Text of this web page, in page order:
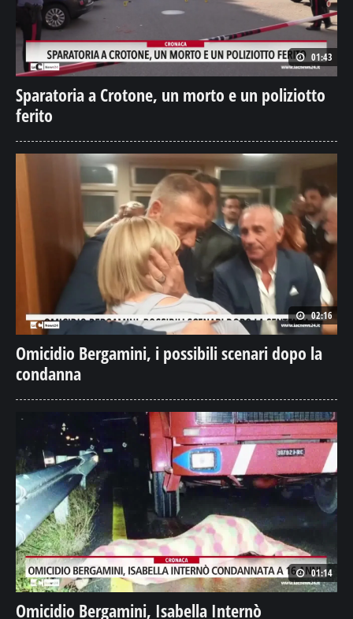
01:43
Sparatoria a Crotone, un morto e un poliziotto
ferito
02:16
Omicidio Bergamini, i possibili scenari dopo la
condanna
01:14
Omicidio Bergamini, Isabella Internò